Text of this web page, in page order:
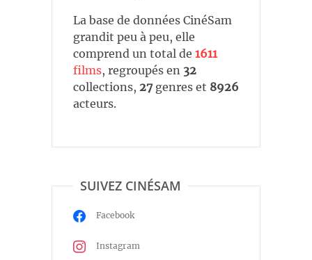
La base de données CinéSam
grandit peu à peu, elle
comprend un total de 1611
films, regroupés en 32
collections, 27genres et 8926
acteurs.
SUIVEZ CINÉSAM
Facebook
Instagram